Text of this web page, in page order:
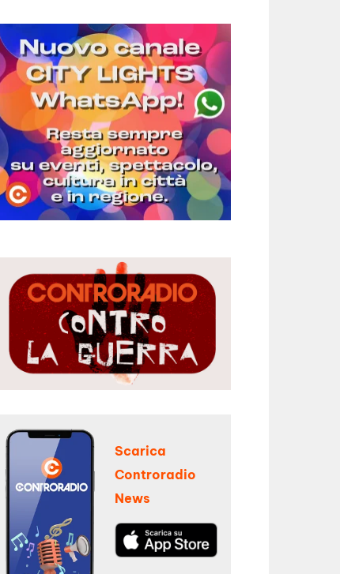
Scarica
Controradio
News